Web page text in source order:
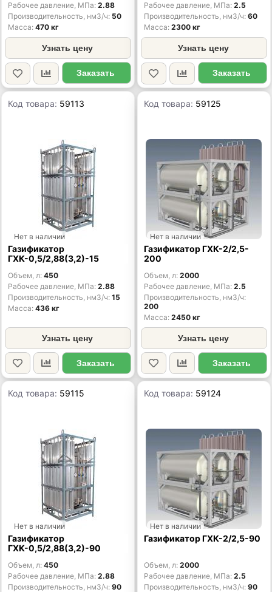
Рабочее давление, МПа 2.88
Производительность, нм3/ч 50
Масса 470 кг
Узнать цену
Заказать
Рабочее давление, МПа 2.5
Производительность, нм3/ч 60
Масса 2300 кг
Узнать цену
Заказать
Код товара: 59113
Нет в наличии
Газификатор
ГХК-0,5/2,88(3,2)-15
Объем, л 450
Рабочее давление, МПа 2.88
Производительность, нм3/ч 15
Масса 436 кг
Узнать цену
Заказать
Код товара: 59125
Нет в наличии
Газификатор ГХК-2/2,5-
200
Объем, л 2000
Рабочее давление, МПа 2.5
Производительность, нм3/ч
200
Масса 2450 кг
Узнать цену
Заказать
Код товара: 59115
Нет в наличии
Газификатор
ГХК-0,5/2,88(3,2)-90
Объем, л 450
Рабочее давление, МПа 2.88
Производительность, нм3/ч 90
Код товара: 59124
Нет в наличии
Газификатор ГХК-2/2,5-90
Объем, л 2000
Рабочее давление, МПа 2.5
Производительность, нм3/ч 90